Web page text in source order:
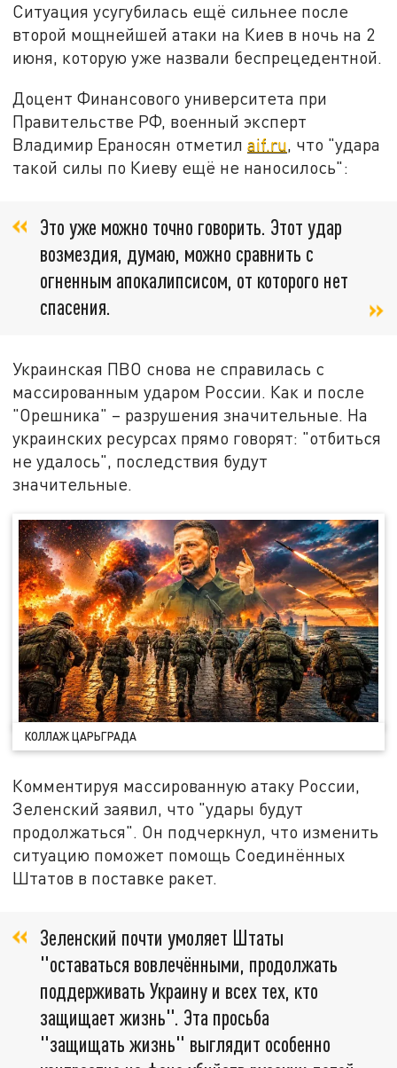
Ситуация усугубилась ещё сильнее после
второй мощнейшей атаки на Киев в ночь на 2
июня, которую уже назвали беспрецедентной.
Доцент Финансового университета при
Правительстве РФ, военный эксперт
Владимир Ераносян отметилaif.ru, что "удара
такой силы по Киеву ещё не наносилось":
Это уже можно точно говорить. Этот удар
возмездия, думаю, можно сравнить с
огненным апокалипсисом, от которого нет
спасения.
Украинская ПВО снова не справилась с
массированным ударом России. Как и после
"Орешника" – разрушения значительные. На
украинских ресурсах прямо говорят: "отбиться
не удалось", последствия будут
значительные.
КОЛЛАЖ ЦАРЬГРАДА
Комментируя массированную атаку России,
Зеленский заявил, что "удары будут
продолжаться". Он подчеркнул, что изменить
ситуацию поможет помощь Соединённых
Штатов в поставке ракет.
Зеленский почти умоляет Штаты
"оставаться вовлечёнными, продолжать
поддерживать Украину и всех тех, кто
защищает жизнь". Эта просьба
"защищать жизнь" выглядит особенно